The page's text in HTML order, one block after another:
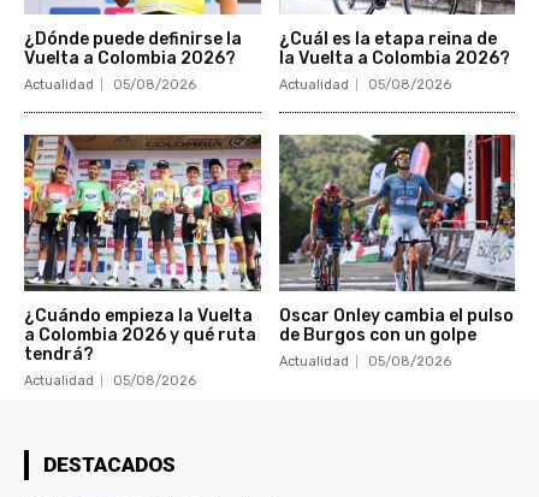
¿Dónde puede definirse la
Vuelta a Colombia 2026?
Actualidad 05/08/2026
¿Cuál es la etapa reina de
la Vuelta a Colombia 2026?
Actualidad 05/08/2026
¿Cuándo empieza la Vuelta
a Colombia 2026 y qué ruta
tendrá?
Actualidad 05/08/2026
Oscar Onley cambia el pulso
de Burgos con un golpe
Actualidad 05/08/2026
DESTACADOS